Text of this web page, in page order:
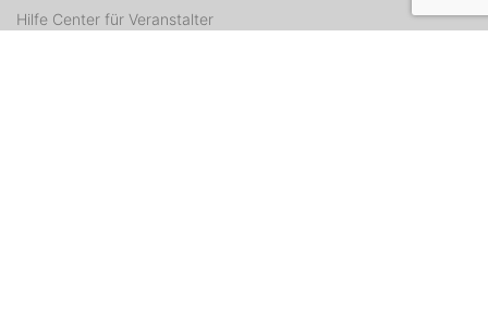
Hilfe Center für Veranstalter